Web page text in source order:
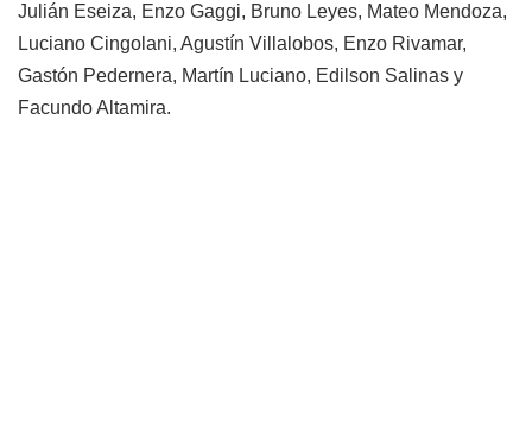
Julián Eseiza, Enzo Gaggi, Bruno Leyes, Mateo Mendoza,
Luciano Cingolani, Agustín Villalobos, Enzo Rivamar,
Gastón Pedernera, Martín Luciano, Edilson Salinas y
Facundo Altamira.